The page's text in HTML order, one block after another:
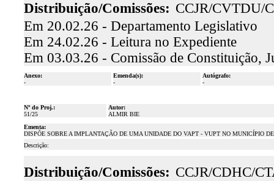
Distribuição/Comissões: CCJR/CVTDU/
Em 20.02.26 - Departamento Legislativo
Em 24.02.26 - Leitura no Expediente
Em 03.03.26 - Comissão de Constituição,
Anexo:
-
Emenda(s):
-
Autógrafo:
-
Nº do Proj.:
51/25
Autor:
ALMIR BIE
Ementa:
DISPÕE SOBRE A IMPLANTAÇÃO DE UMA UNIDADE DO VAPT - VUPT NO MUNICÍPIO
Descrição:
Distribuição/Comissões: CCJR/CDHC/